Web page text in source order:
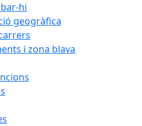
hi
geogràfica
i zona blava